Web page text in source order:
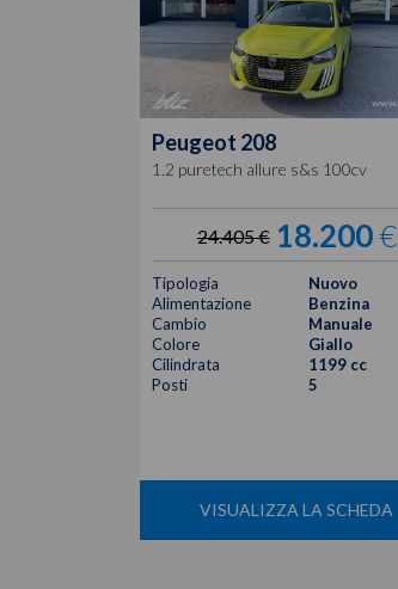
Peugeot 208
1.2 puretech allure s&s 100cv
24.405 € 18.200€
Tipologia
Nuovo
Alimentazione
Benzina
Cambio
Manuale
Colore
Giallo
Cilindrata
1199 cc
Posti
5
VISUALIZZA LA SCHEDA